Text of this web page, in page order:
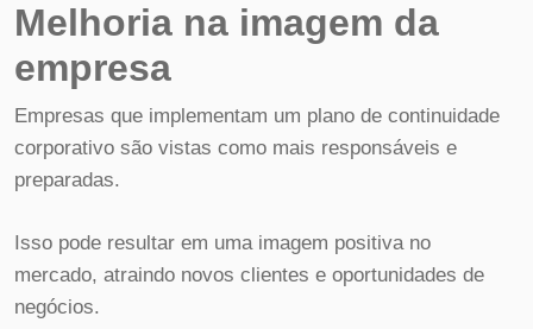
Melhoria na imagem da
empresa
Empresas que implementam um plano de continuidade
corporativo são vistas como mais responsáveis e
preparadas.
Isso pode resultar em uma imagem positiva no
mercado, atraindo novos clientes e oportunidades de
negócios.